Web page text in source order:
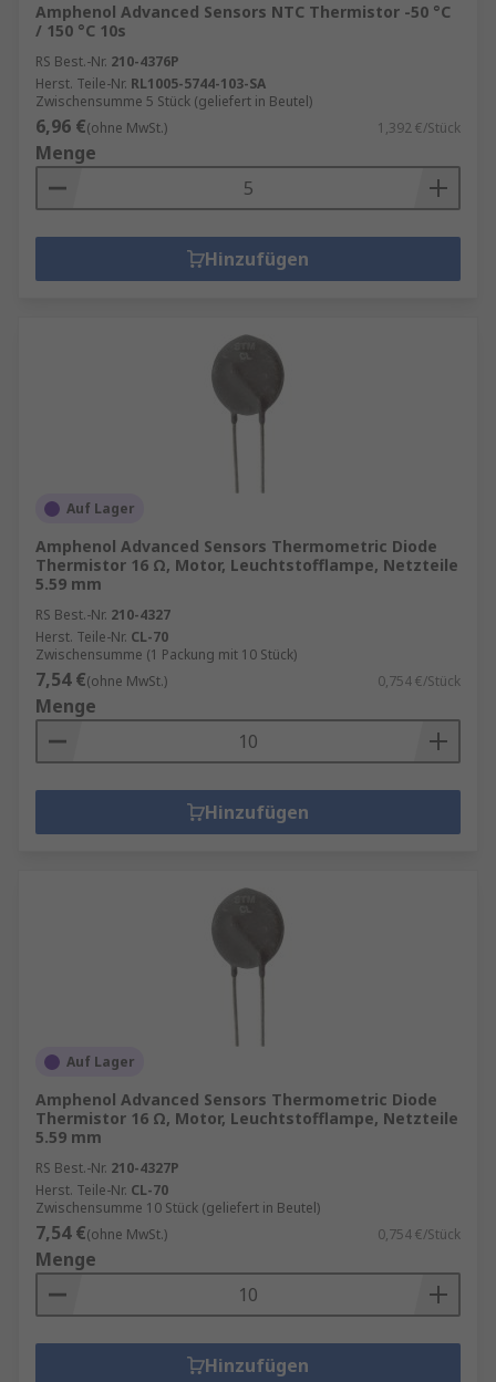
Amphenol Advanced Sensors NTC Thermistor -50 °C
/ 150 °C 10s
RS Best.-Nr. 210-4376P
Herst. Teile-Nr. RL1005-5744-103-SA
Zwischensumme 5 Stück (geliefert in Beutel)
6,96 €(ohne MwSt.) 1,392 €/Stück
Menge
Hinzufügen
Auf Lager
Amphenol Advanced Sensors Thermometric Diode
Thermistor 16 Ω, Motor, Leuchtstofflampe, Netzteile
5.59 mm
RS Best.-Nr. 210-4327
Herst. Teile-Nr. CL-70
Zwischensumme (1 Packung mit 10 Stück)
7,54 €(ohne MwSt.) 0,754 €/Stück
Menge
Hinzufügen
Auf Lager
Amphenol Advanced Sensors Thermometric Diode
Thermistor 16 Ω, Motor, Leuchtstofflampe, Netzteile
5.59 mm
RS Best.-Nr. 210-4327P
Herst. Teile-Nr. CL-70
Zwischensumme 10 Stück (geliefert in Beutel)
7,54 €(ohne MwSt.) 0,754 €/Stück
Menge
Hinzufügen